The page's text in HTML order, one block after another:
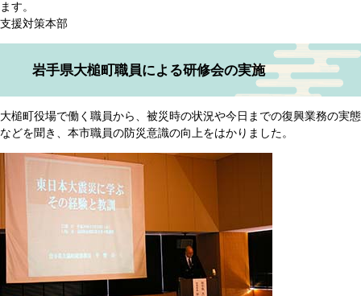
ます。
支援対策本部
岩手県大槌町職員による研修会の実施
大槌町役場で働く職員から、被災時の状況や今日までの復興業務の実態
などを聞き、本市職員の防災意識の向上をはかりました。